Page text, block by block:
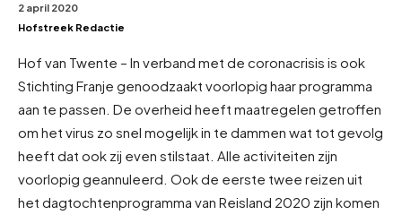
2 april 2020
Hofstreek Redactie
Hof van Twente – In verband met de coronacrisis is ook
Stichting Franje genoodzaakt voorlopig haar programma
aan te passen. De overheid heeft maatregelen getroffen
om het virus zo snel mogelijk in te dammen wat tot gevolg
heeft dat ook zij even stilstaat. Alle activiteiten zijn
voorlopig geannuleerd. Ook de eerste twee reizen uit
het dagtochtenprogramma van Reisland 2020 zijn komen